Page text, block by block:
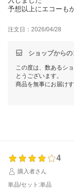
予想以上にエコーも
注文日：2026/04/28
ショップからの
この度は、数あるシ
とうございます。
商品を無事にお届け
また、お忙しい中レ
またのご来店をスタ
4
購入者さん
単品/セット:単品